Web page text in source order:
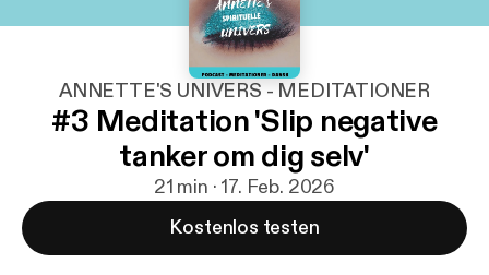
ANNETTE'S UNIVERS - MEDITATIONER
#3 Meditation 'Slip negative
tanker om dig selv'
21 min · 17. Feb. 2026
Kostenlos testen